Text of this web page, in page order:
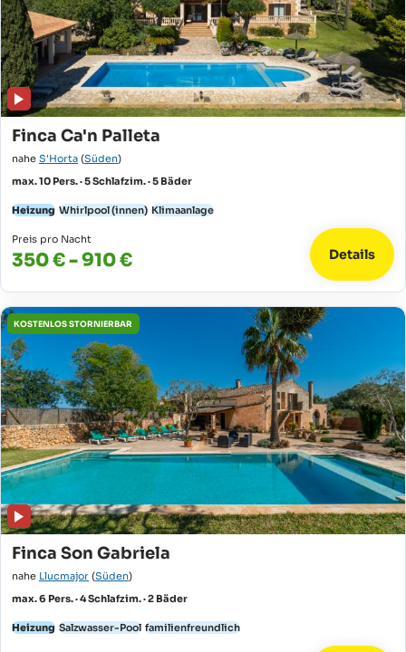
Finca Ca'n Palleta
nahe S'Horta (Süden)
max. 10 Pers. · 5 Schlafzim. · 5 Bäder
Heizung Whirlpool (innen) Klimaanlage
Preis pro Nacht
350 € - 910 € Details
KOSTENLOS STORNIERBAR
Finca Son Gabriela
nahe Llucmajor (Süden)
max. 6 Pers. · 4 Schlafzim. · 2 Bäder
Heizung Salzwasser-Pool familienfreundlich